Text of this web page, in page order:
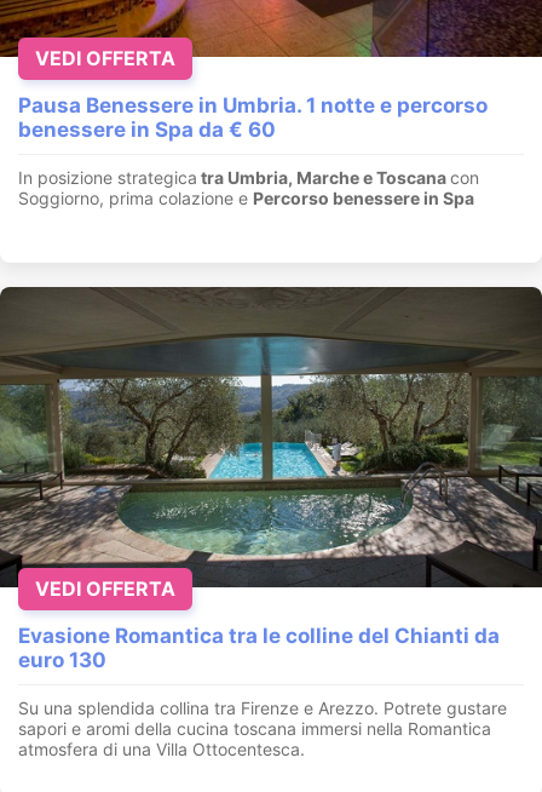
Pausa Benessere in Umbria. 1 notte e percorso
benessere in Spa da € 60
In posizione strategica tra Umbria, Marche e Toscanacon
Soggiorno, prima colazione e Percorso benessere in Spa
VEDI OFFERTA
Evasione Romantica tra le colline del Chianti da
euro 130
Su una splendida collina tra Firenze e Arezzo. Potrete gustare
sapori e aromi della cucina toscana immersi nella Romantica
atmosfera di una Villa Ottocentesca.
VEDI OFFERTA